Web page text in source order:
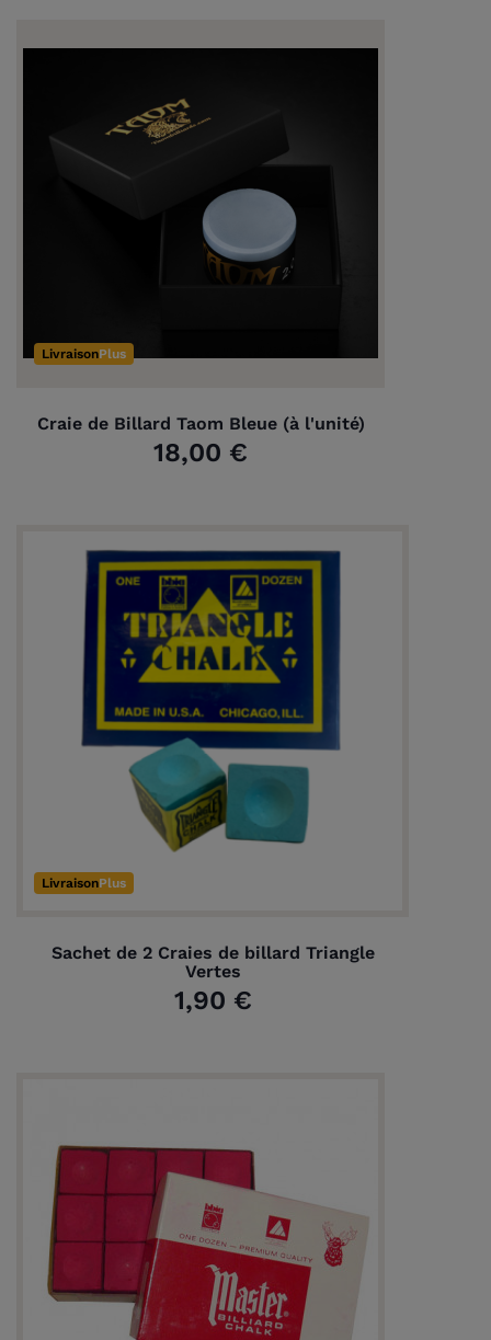
LivraisonPlus
Craie de Billard Taom Bleue (à l'unité)
18,00 €
LivraisonPlus
Sachet de 2 Craies de billard Triangle
Vertes
1,90 €